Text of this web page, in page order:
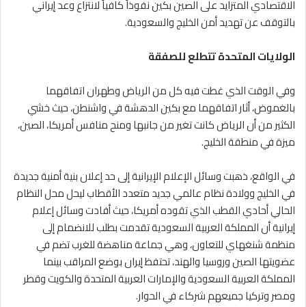
الاقتصادي المتزايد على الصين بكين نفوذاً كافياً لانتزاع وعد إيراني
بالتوقف عن تهديد أمن الخليج والسعودية.
الولايات المتحدة تتطلع للصفقة
وفي الوقت الذي غطت فيه كل من الرياض وطهران اتفاقهما
بالغموض، أثار اتفاقهما مع بكين الدهشة في واشنطن، حيث خشي
الكثير من أن الرياض كانت تغير من جانبها ومنح منافس أمريكا، الصين،
ميزة في منطقة الخليج.
في الواقع، ذهبت وسائل الإعلام الإيرانية إلى حد إعلان بنية أمنية جديدة
في الخليج وولادة نظام عالمي جديد متعدد الأقطاب ليحل محل النظام
الحالي أحادي القطب الذي تقوده أمريكا، حيث أفادت وسائل إعلام
إيرانية أن المملكة العربية السعودية تقدمت بطلب للانضمام إلى
منظمة شنغهاي للتعاون، وهي جماعة مناهضة للغرب تضم في
عضويتها الصين وروسيا والهند، تحتفظ إيران بوضع المراقب بينما
المملكة العربية السعودية والإمارات العربية المتحدة والكويت وقطر
ومصر وتركيا جميعهم شركاء في الحوار.